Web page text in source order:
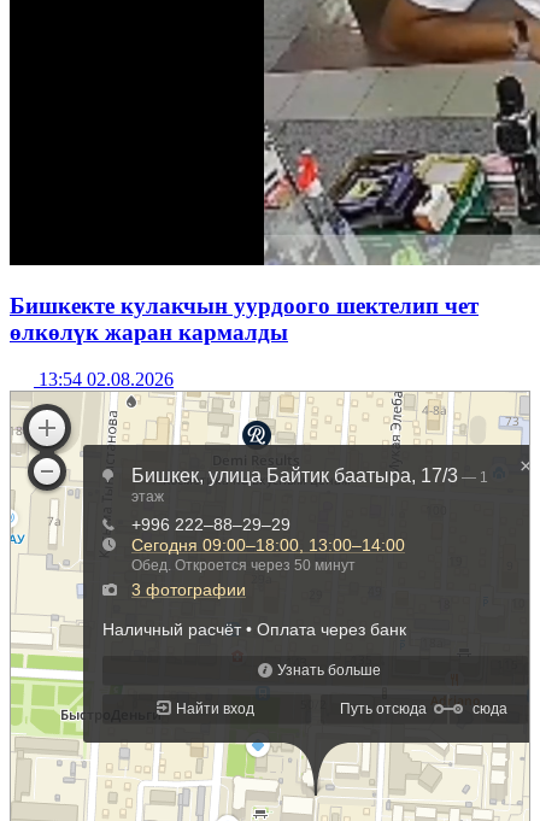
Бишкекте кулакчын уурдоого шектелип чет
өлкөлүк жаран кармалды
13:54 02.08.2026